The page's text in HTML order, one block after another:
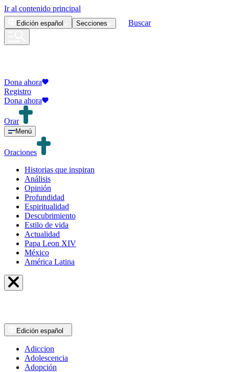
Ir al contenido principal
Edición español Secciones Buscar
Dona ahora
Registro
Dona ahora
Orar
Menú
Oraciones
Historias que inspiran
Análisis
Opinión
Profundidad
Espiritualidad
Descubrimiento
Estilo de vida
Actualidad
Papa Leon XIV
México
América Latina
Edición español
Adiccion
Adolescencia
Adopción